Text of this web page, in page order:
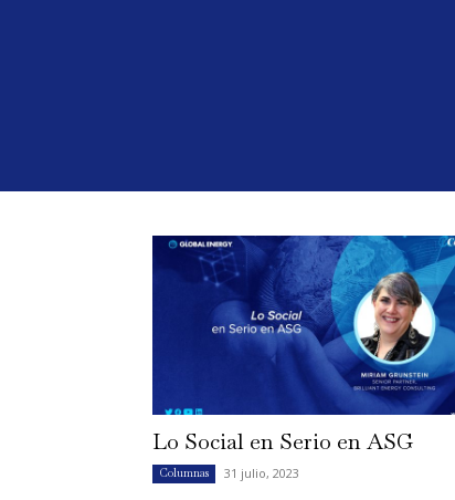
Lo Social en Serio en ASG
Columnas 31 julio, 2023